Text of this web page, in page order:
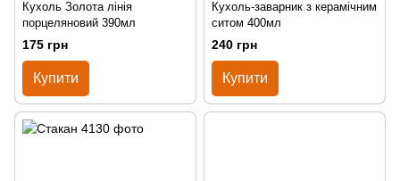
Кухоль Золота лінія
порцеляновий 390мл
175 грн
Купити
Кухоль-заварник з керамічним
ситом 400мл
240 грн
Купити